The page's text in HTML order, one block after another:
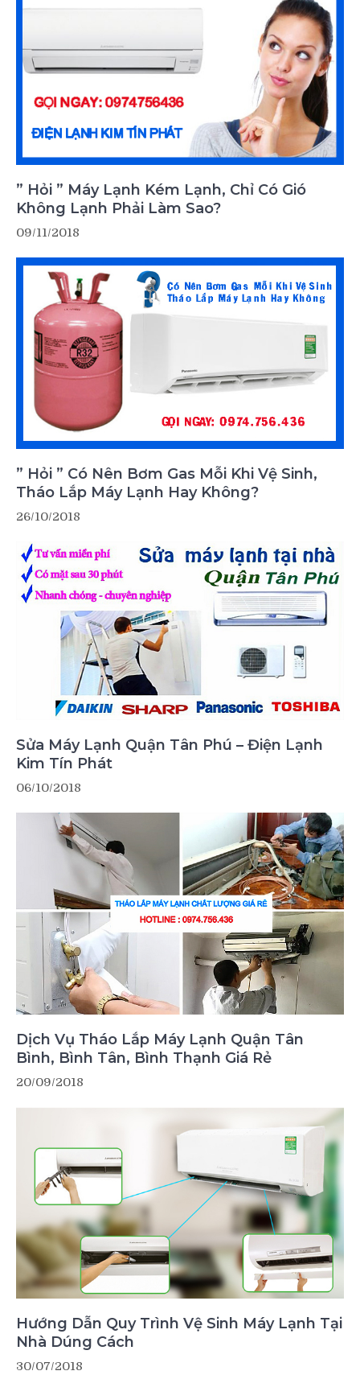
” Hỏi ” Máy Lạnh Kém Lạnh, Chỉ Có Gió
Không Lạnh Phải Làm Sao?
09/11/2018
” Hỏi ” Có Nên Bơm Gas Mỗi Khi Vệ Sinh,
Tháo Lắp Máy Lạnh Hay Không?
26/10/2018
Sửa Máy Lạnh Quận Tân Phú – Điện Lạnh
Kim Tín Phát
06/10/2018
Dịch Vụ Tháo Lắp Máy Lạnh Quận Tân
Bình, Bình Tân, Bình Thạnh Giá Rẻ
20/09/2018
Hướng Dẫn Quy Trình Vệ Sinh Máy Lạnh Tại
Nhà Dúng Cách
30/07/2018